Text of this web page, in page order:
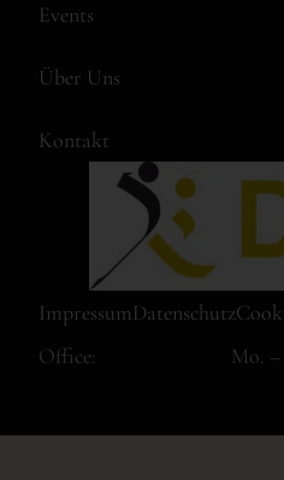
Events
Über Uns
Kontakt
ImpressumDatenschutz
Office:
Mo.